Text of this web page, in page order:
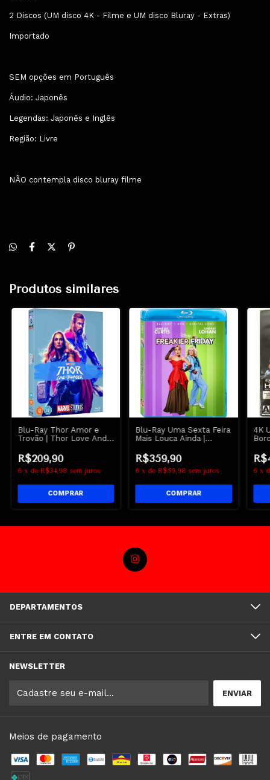
2 Discos (UM disco 4K - Filme e UM disco Bluray - Extras)
Importado
SEM opções em Português
Áudio: Japonês
Legendas: Japonês e Inglês
Região: Livre
NÃO contempla disco bluray filme
Produtos similares
Blu-Ray Thor Amor e
Trovão | Thor Love And
Hemsworth - Marvel
R$209,90
6 x de R$34,98 sem juros
Blu-Ray Uma Sexta Feira
Mais Louca Ainda |
Lohan - Disney
R$359,90
6 x de R$59,98 sem juros
4K
6 x
DEPARTAMENTOS
ENTRE EM CONTATO
NEWSLETTER
Meios de pagamento